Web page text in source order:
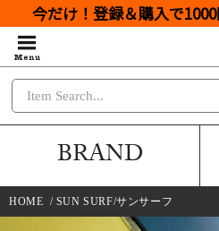
今だけ！登録＆購入で
BRAND
HOME / SUN SURF/サンサーフ